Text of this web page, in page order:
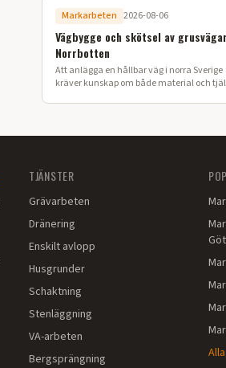
Markarbeten 2026-08-06
Vägbygge och skötsel av
Norrbotten
Att anlägga en hållbar väg i norra Sverige
kräver kunskap om både material och
TJÄNSTER
Grävarbeten
Dränering
Enskilt avlopp
Husgrunder
Schaktning
Stenläggning
VA-arbeten
Bergsprängning